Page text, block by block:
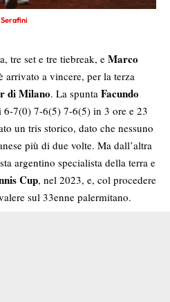
tre set e tre tiebreak, e Marco
arrivato a vincere, per la terza
di Milano. La spunta Facundo
7(0) 7-6(5) 7-6(5) in 3 ore e 23
un tris storico, dato che nessuno
più di due volte. Ma dall’altra
argentino specialista della terra e
Cup, nel 2023, e, col procedere
sul 33enne palermitano.